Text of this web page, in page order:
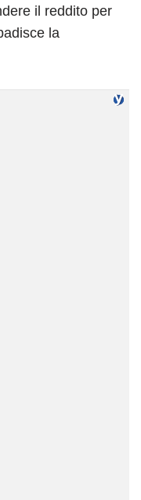
il reddito per
la